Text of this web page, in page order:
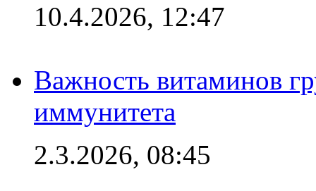
10.4.2026, 12:47
Важность витаминов
иммунитета
2.3.2026, 08:45